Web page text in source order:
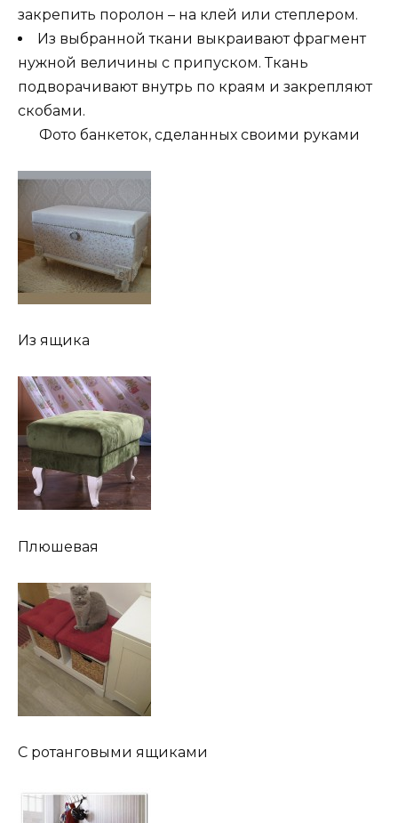
закрепить поролон – на клей или степлером.
Из выбранной ткани выкраивают фрагмент
нужной величины с припуском. Ткань
подворачивают внутрь по краям и закрепляют
скобами.
Фото банкеток, сделанных своими руками
Из ящика
Плюшевая
С ротанговыми ящиками